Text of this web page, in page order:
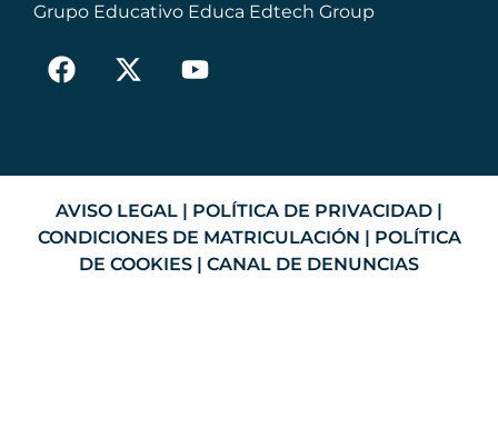
Grupo Educativo Educa Edtech Group
AVISO LEGAL | POLÍTICA DE PRIVACIDAD |
CONDICIONES DE MATRICULACIÓN | POLÍTICA
DE COOKIES | CANAL DE DENUNCIAS